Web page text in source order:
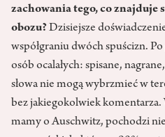
zachowania tego, co znajduje
obozu?Dzisiejsze
współgraniu dwóch spu­ścizn.
osób ocalałych: spisane,
słowa nie mogą wybrzmieć w
bez jakiegokol­wiek komentarza.
mamy o Auschwitz, pochodzi